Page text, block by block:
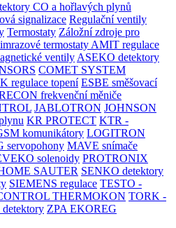
CO a hořlavých plynů
signalizace Regulační ventily
Termostaty Záložní zdroje pro
termostaty AMIT regulace
ventily ASEKO detektory
COMET SYSTEM
regulace topení ESBE směšovací
frekvenční měniče
JABLOTRON JOHNSON
KR PROTECT KTR -
komunikátory LOGITRON
servopohony MAVE snímače
solenoidy PROTRONIX
SAUTER SENKO detektory
SIEMENS regulace TESTO -
THERMOKON TORK -
ZPA EKOREG